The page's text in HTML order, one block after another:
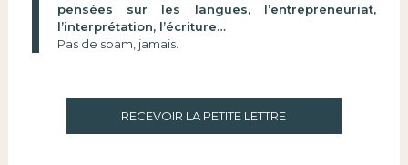
pensées sur les langues, l’entrepreneuriat,
l’interprétation, l’écriture…
Pas de spam, jamais.
RECEVOIR LA PETITE LETTRE